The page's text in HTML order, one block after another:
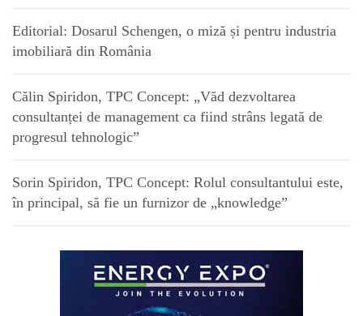
Editorial: Dosarul Schengen, o miză și pentru industria
imobiliară din România
Călin Spiridon, TPC Concept: „Văd dezvoltarea
consultanței de management ca fiind strâns legată de
progresul tehnologic”
Sorin Spiridon, TPC Concept: Rolul consultantului este,
în principal, să fie un furnizor de „knowledge”